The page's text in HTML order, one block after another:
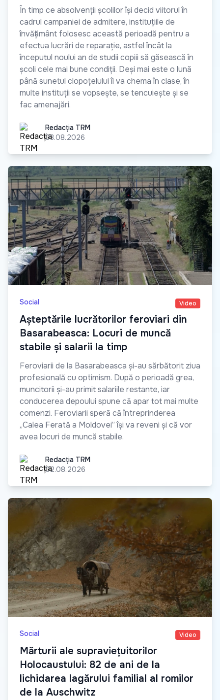
În timp ce absolvenții școlilor își decid viitorul în
cadrul campaniei de admitere, instituțiile de
învățământ folosesc această perioadă pentru a
efectua lucrări de reparație, astfel încât la
începutul noului an de studii copiii să găsească în
școli cele mai bune condiții. Deși mai este o lună
până sunetul clopoțelului îi va chema în clase, în
multe instituții se vopsește, se tencuiește și se
fac amenajări.
Redacția TRM
Redacția TRM
03.08.2026
Social Video
Așteptările lucrătorilor feroviari din
Basarabeasca: Locuri de muncă
stabile și salarii la timp
Feroviarii de la Basarabeasca și-au sărbătorit ziua
profesională cu optimism. După o perioadă grea,
muncitorii și-au primit salariile restante, iar
conducerea depoului spune că apar tot mai multe
comenzi. Feroviarii speră că întreprinderea
„Calea Ferată a Moldovei” își va reveni și că vor
avea locuri de muncă stabile.
Redacția TRM
Redacția TRM
02.08.2026
Social Video
Mărturii ale supraviețuitorilor
Holocaustului: 82 de ani de la
lichidarea lagărului familial al romilor
de la Auschwitz